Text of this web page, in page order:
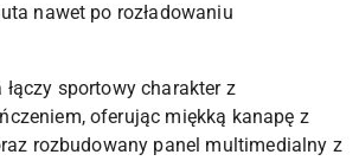
nawet po rozładowaniu
sportowy charakter z
oferując miękką kanapę z
rozbudowany panel multimedialny z